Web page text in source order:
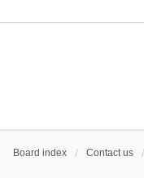
Board index Contact us